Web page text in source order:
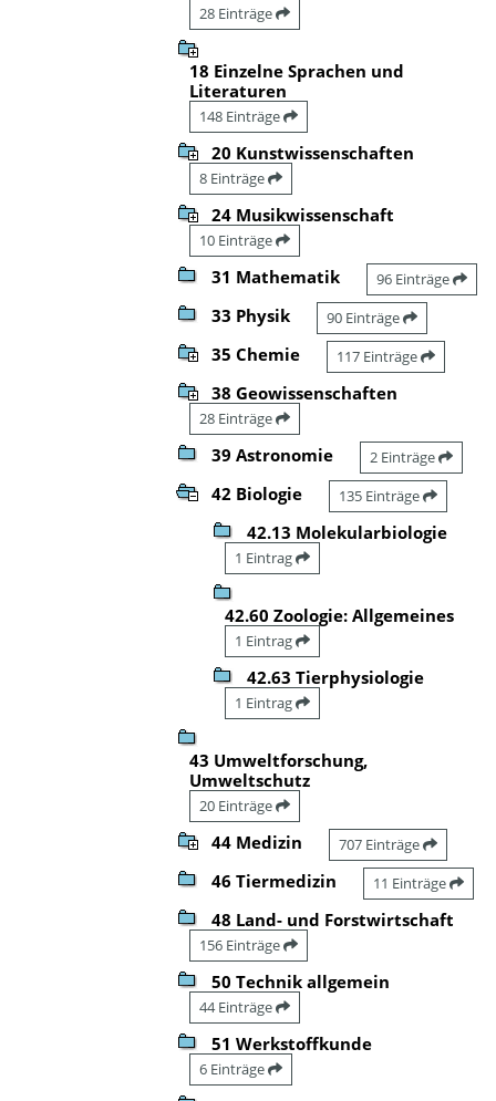
28 Einträge
18 Einzelne Sprachen und
Literaturen
148 Einträge
20 Kunstwissenschaften
8 Einträge
24 Musikwissenschaft
10 Einträge
31 Mathematik 96 Einträge
33 Physik 90 Einträge
35 Chemie 117 Einträge
38 Geowissenschaften
28 Einträge
39 Astronomie 2 Einträge
42 Biologie 135 Einträge
42.13 Molekularbiologie
1 Eintrag
42.60 Zoologie: Allgemeines
1 Eintrag
42.63 Tierphysiologie
1 Eintrag
43 Umweltforschung,
Umweltschutz
20 Einträge
44 Medizin 707 Einträge
46 Tiermedizin 11 Einträge
48 Land- und Forstwirtschaft
156 Einträge
50 Technik allgemein
44 Einträge
51 Werkstoffkunde
6 Einträge